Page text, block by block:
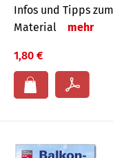
Infos und Tipps
Mate­rial
mehr
1,80 €